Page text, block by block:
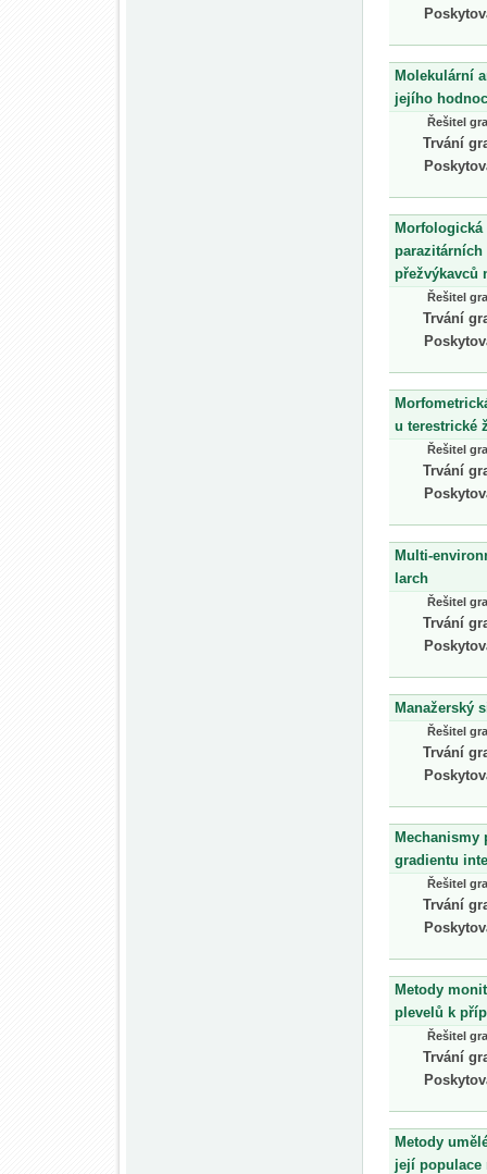
Molekulární
jejího
Řešitel
Trvání
parazitárních
přežvýkavců
Řešitel
Trvání
u terestrické
Řešitel
Trvání
Multi-
larch
Řešitel
Trvání
Manažerský
Řešitel
Trvání
Mechanismy
gradientu
Řešitel
Trvání
Metody
plevelů k
Řešitel
Trvání
Metody
její populace